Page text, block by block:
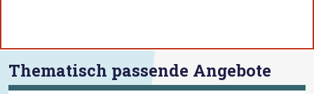
Thematisch passende Angebote